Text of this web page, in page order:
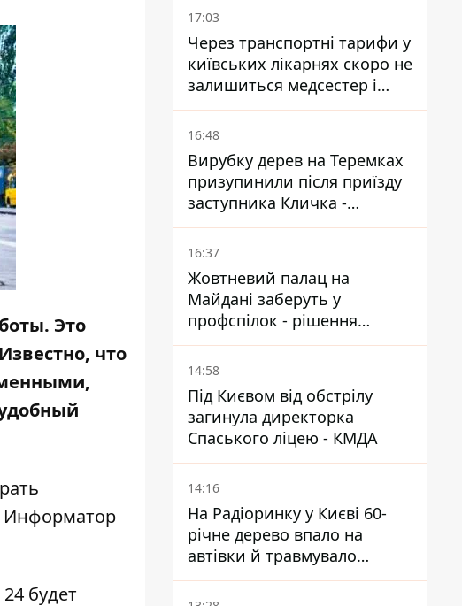
Это
что
Информатор
будет
17:03
Через транспортні тарифи у
київських лікарнях скоро не
залишиться медсестер і
санітарок - професор
Голубовська
16:48
Вирубку дерев на Теремках
призупинили після приїзду
заступника Кличка -
почався діалог
16:37
Жовтневий палац на
Майдані заберуть у
профспілок - рішення
Господарського суду
14:58
Під Києвом від обстрілу
загинула директорка
Спаського ліцею - КМДА
14:16
На Радіоринку у Києві 60-
річне дерево впало на
автівки й травмувало
людину - подробиці